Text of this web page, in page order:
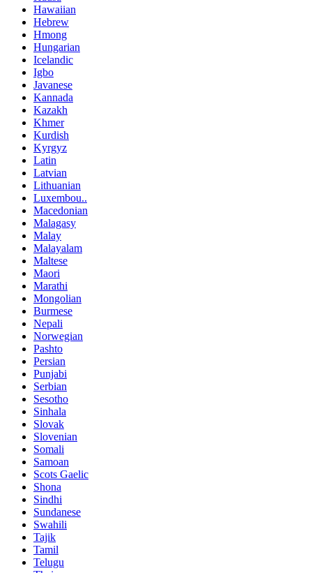
Hawaiian
Hebrew
Hmong
Hungarian
Icelandic
Igbo
Javanese
Kannada
Kazakh
Khmer
Kurdish
Kyrgyz
Latin
Latvian
Lithuanian
Luxembou..
Macedonian
Malagasy
Malay
Malayalam
Maltese
Maori
Marathi
Mongolian
Burmese
Nepali
Norwegian
Pashto
Persian
Punjabi
Serbian
Sesotho
Sinhala
Slovak
Slovenian
Somali
Samoan
Scots Gaelic
Shona
Sindhi
Sundanese
Swahili
Tajik
Tamil
Telugu